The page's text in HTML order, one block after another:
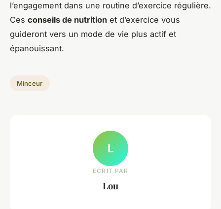
l’engagement dans une routine d’exercice régulière.
Ces conseils de nutrition et d’exercice vous
guideront vers un mode de vie plus actif et
épanouissant.
Minceur
L
ECRIT PAR
Lou